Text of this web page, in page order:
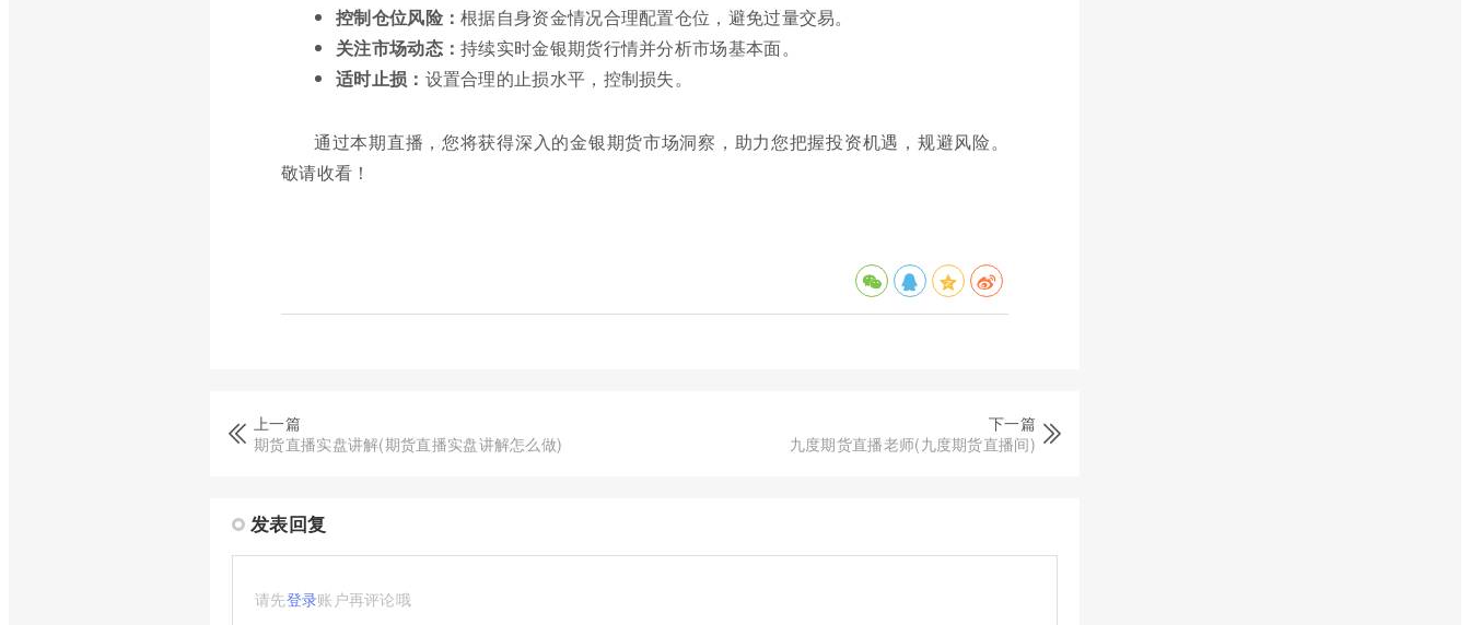
控制仓位风险：根据自身资金情况合理配置仓位，避免过量交易。
关注市场动态：持续实时金银期货行情并分析市场基本面。
适时止损： 设置合理的止损水平，控制损失。
通过本期直播，您将获得深入的金银期货市场洞察，助力您把握投资机遇，规避风险。
敬请收看！
上一篇
期货直播实盘讲解(期货直播实盘讲解怎么做)
下一篇
九度期货直播老师(九度期货直播间)
发表回复
请先登录账户再评论哦